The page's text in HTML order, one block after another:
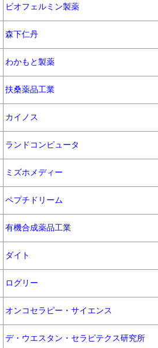
ビオフェルミン製薬
森下仁丹
わかもと製薬
扶桑薬品工業
カイノス
ランドコンピュータ
ミズホメディー
ペプチドリーム
有機合成薬品工業
ダイト
ログリー
オンコセラピー・サイエンス
デ・ウエスタン・セラピテクス研究所